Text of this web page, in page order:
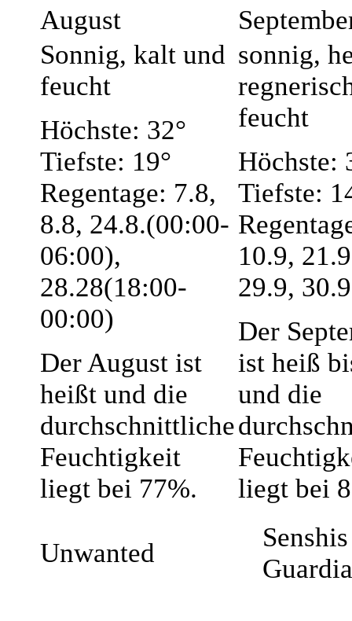
August
Sonnig, kalt und
feucht
Höchste: 32°
Tiefste: 19°
Regentage: 7.8,
8.8, 24.8.(00:00-
06:00),
28.28(18:00-
00:00)
Der August ist
heißt und die
durchschnittliche
Feuchtigkeit
liegt bei 77%.
sonnig,
feucht
Höchste:
Tiefste:
10.9,
29.9, 30.9
Der
ist heiß
und die
liegt bei
Unwanted